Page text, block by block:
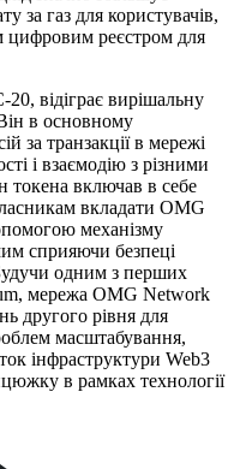
за газ для користувачів,
цифровим реєстром для
відіграє вирішальну
в основному
за транзакції в мережі
і взаємодію з різними
токена включав в себе
вкладати OMG
механізму
сприяючи безпеці
одним з перших
мережа OMG Network
другого рівня для
масштабування,
інфраструктури Web3
в рамках технології